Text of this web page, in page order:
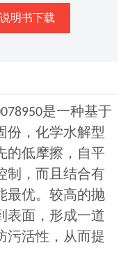
明书下载
是一种基于
份，化学水解型
的低摩擦，自平
制，而且结合有
最优。较高的抛
表面，形成一道
污活性，从而提